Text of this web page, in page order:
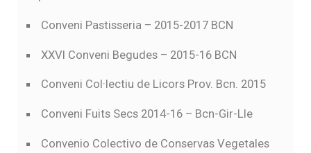
Conveni Pastisseria – 2015-2017 BCN
XXVI Conveni Begudes – 2015-16 BCN
Conveni Col·lectiu de Licors Prov. Bcn. 2015
Conveni Fuits Secs 2014-16 – Bcn-Gir-Lle
Convenio Colectivo de Conservas Vegetales